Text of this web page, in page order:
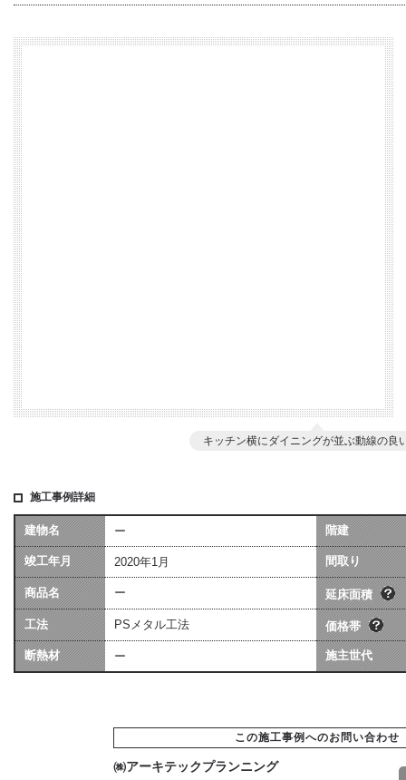
キッチン横にダイニングが並ぶ動線の良
施工事例詳細
建物名 ー 階建
竣工年月 2020年1月 間取り
商品名 ー 延床面積
坪数は会社によって
異なる場合がありま
工法 PSメタル工法 価格帯
価格には、建物本体価
用（暖房工事・換気工
[照明込]・給排水工事[宅
ます。
断熱材 ー 施主世代
この施工事例へのお問い合わせ
㈱アーキテックプランニング